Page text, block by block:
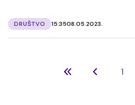
DRUŠTVO 15:3508.05.2023.
1